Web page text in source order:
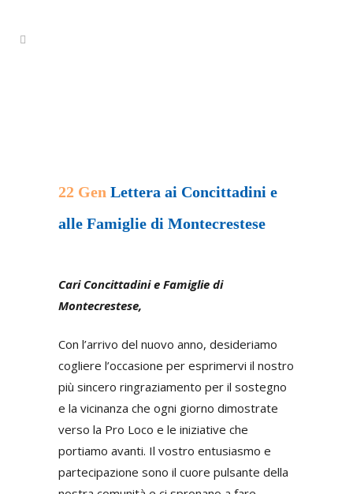
22 Gen Lettera ai Concittadini e
alle Famiglie di Montecrestese
Cari Concittadini e Famiglie di
Montecrestese,
Con l’arrivo del nuovo anno, desideriamo
cogliere l’occasione per esprimervi il nostro
più sincero ringraziamento per il sostegno
e la vicinanza che ogni giorno dimostrate
verso la Pro Loco e le iniziative che
portiamo avanti. Il vostro entusiasmo e
partecipazione sono il cuore pulsante della